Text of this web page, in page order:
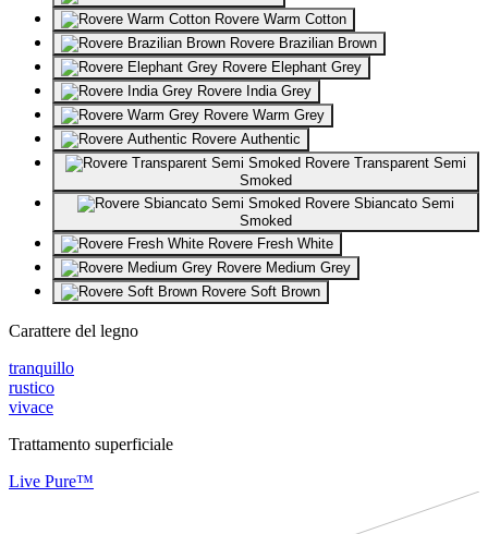
Rovere Warm Cotton
Rovere Brazilian Brown
Rovere Elephant Grey
Rovere India Grey
Rovere Warm Grey
Rovere Authentic
Rovere Transparent Semi
Smoked
Rovere Sbiancato Semi
Smoked
Rovere Fresh White
Rovere Medium Grey
Rovere Soft Brown
Carattere del legno
tranquillo
rustico
vivace
Trattamento superficiale
Live Pure™